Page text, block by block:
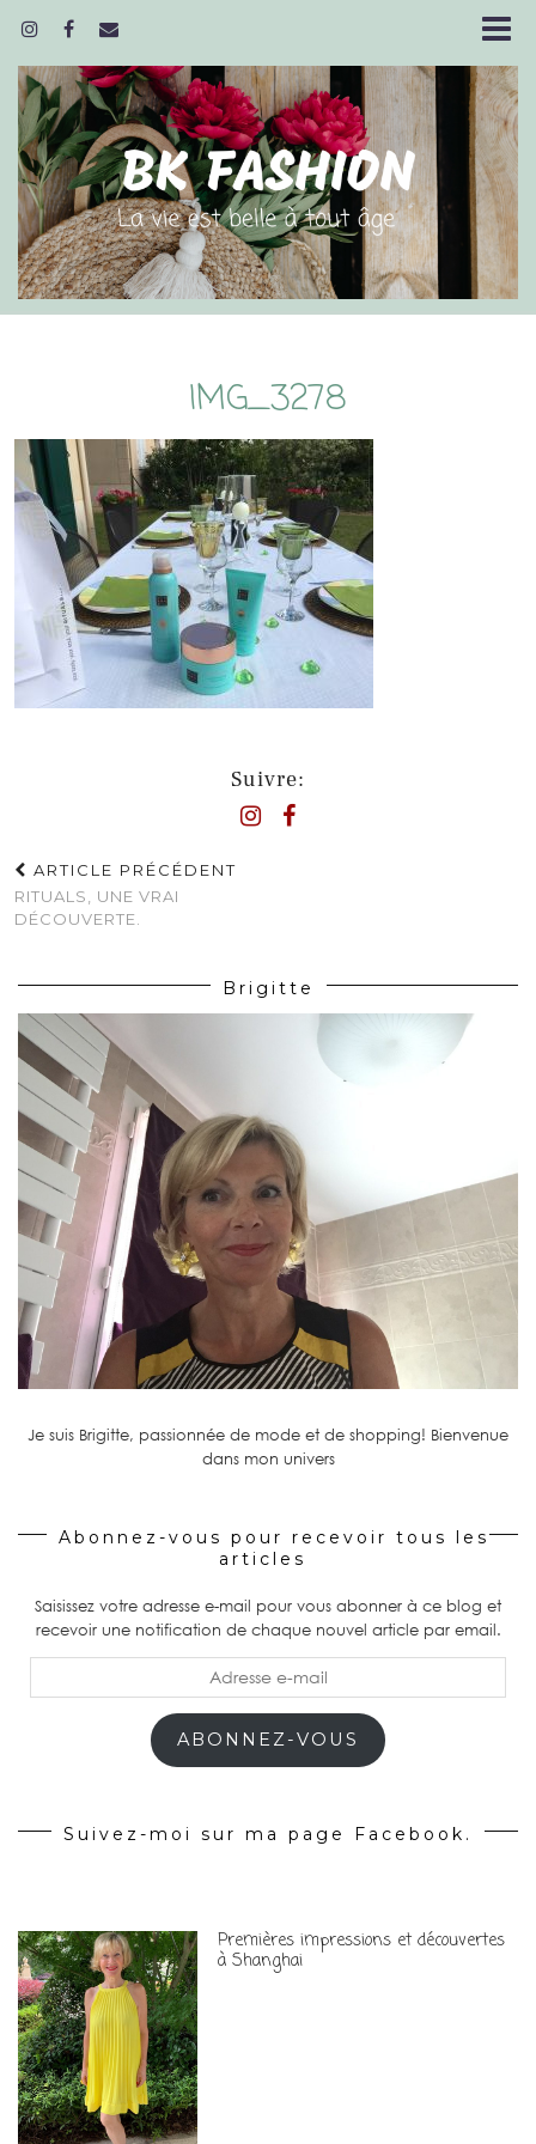
IMG_3278
Suivre:
ARTICLE PRÉCÉDENT
RITUALS, UNE VRAI
DÉCOUVERTE.
Brigitte
Je suis Brigitte, passionnée de mode et de shopping! Bienvenue
dans mon univers
Abonnez-vous pour recevoir tous les
articles
Saisissez votre adresse e-mail pour vous abonner à ce blog et
recevoir une notification de chaque nouvel article par email.
ABONNEZ-VOUS
Suivez-moi sur ma page Facebook.
Premières impressions et découvertes
à Shanghai